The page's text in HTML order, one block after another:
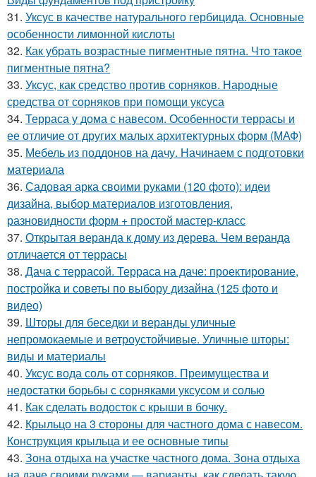
31. Уксус в качестве натурального гербицида. Основные
особенности лимонной кислоты
32. Как убрать возрастные пигментные пятна. Что такое
пигментные пятна?
33. Уксус, как средство против сорняков. Народные
средства от сорняков при помощи уксуса
34. Терраса у дома с навесом. Особенности террасы и
ее отличие от других малых архитектурных форм (МАФ)
35. Мебель из поддонов на дачу. Начинаем с подготовки
материала
36. Садовая арка своими руками (120 фото): идеи
дизайна, выбор материалов изготовления,
разновидности форм + простой мастер-класс
37. Открытая веранда к дому из дерева. Чем веранда
отличается от террасы
38. Дача с террасой. Терраса на даче: проектирование,
постройка и советы по выбору дизайна (125 фото и
видео)
39. Шторы для беседки и веранды уличные
непромокаемые и ветроустойчивые. Уличные шторы:
виды и материалы
40. Уксус вода соль от сорняков. Преимущества и
недостатки борьбы с сорняками уксусом и солью
41. Как сделать водосток с крыши в бочку.
42. Крыльцо на 3 стороны для частного дома с навесом.
Конструкция крыльца и ее основные типы
43. Зона отдыха на участке частного дома. Зона отдыха